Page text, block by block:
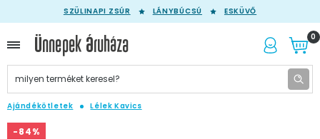
SZÜLINAPI ZSÚR LÁNYBÚCSÚ ESKÜVŐ
0
Ajándékötletek Lélek Kavics
-84%